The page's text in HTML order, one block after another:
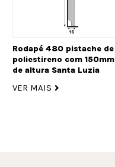
Rodapé 480 pistache de
poliestireno com 150mm
de altura Santa Luzia
VER MAIS